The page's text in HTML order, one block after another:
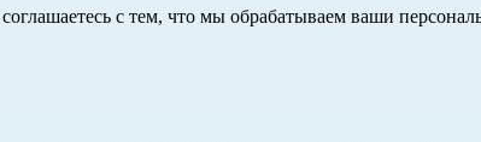
с тем, что мы обрабатываем ваши